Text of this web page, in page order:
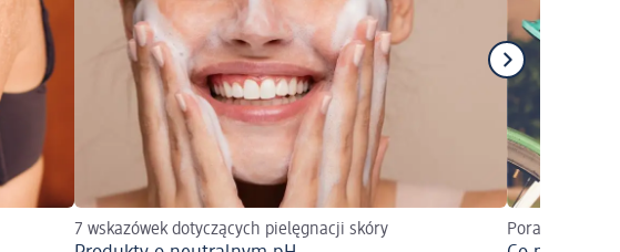
7 wskazówek dotyczących pielęgnacji skóry Porady